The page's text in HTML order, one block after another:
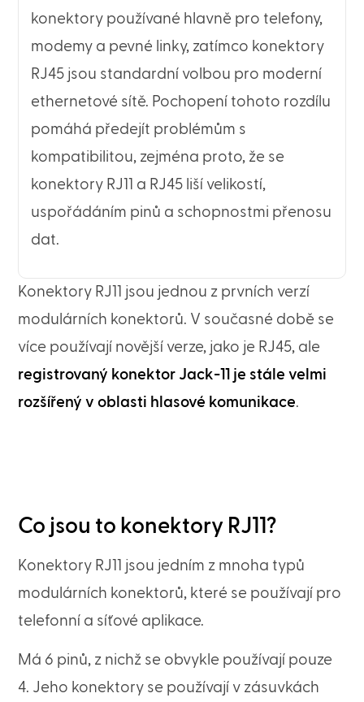
konektory používané hlavně pro telefony,
modemy a pevné linky, zatímco konektory
RJ45 jsou standardní volbou pro moderní
ethernetové sítě. Pochopení tohoto rozdílu
pomáhá předejít problémům s
kompatibilitou, zejména proto, že se
konektory RJ11 a RJ45 liší velikostí,
uspořádáním pinů a schopnostmi přenosu
dat.
Konektory RJ11 jsou jednou z prvních verzí
modulárních konektorů. V současné době se
více používají novější verze, jako je RJ45, ale
registrovaný konektor Jack-11 je stále velmi
rozšířený v oblasti hlasové komunikace.
Co jsou to konektory RJ11?
Konektory RJ11 jsou jedním z mnoha typů
modulárních konektorů, které se používají pro
telefonní a síťové aplikace.
Má 6 pinů, z nichž se obvykle používají pouze
4. Jeho konektory se používají v zásuvkách